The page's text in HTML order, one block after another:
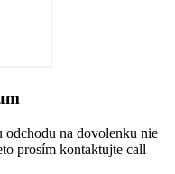
na dovolenku nie
prosím kontaktujte call